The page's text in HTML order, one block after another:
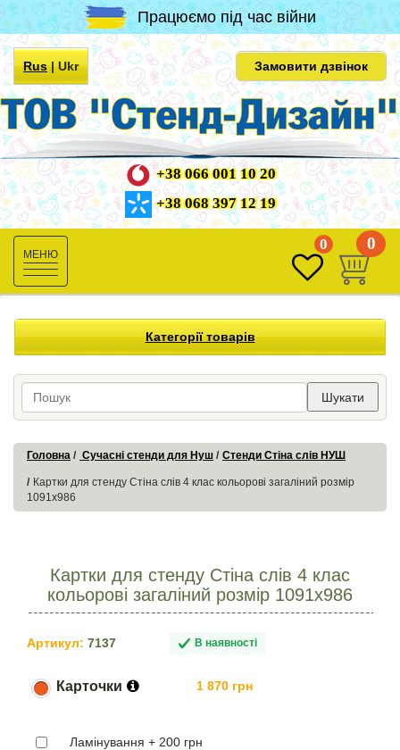
Працюємо під час війни
Rus|Ukr Замовити дзвінок
+38 066 001 10 20
+38 068 397 12 19
Toggle
navigation
0 0
Категорії товарів
Шукати
Головна Сучасні стенди для Нуш Стенди Стіна слів НУШ
Картки для стенду Стіна слів 4 клас кольорові загаліний розмір
1091х986
Картки для стенду Стіна слів 4 клас
кольорові загаліний розмір 1091х986
Артикул: 7137 В наявності
Карточки 1 870 грн
Ламінування + 200 грн